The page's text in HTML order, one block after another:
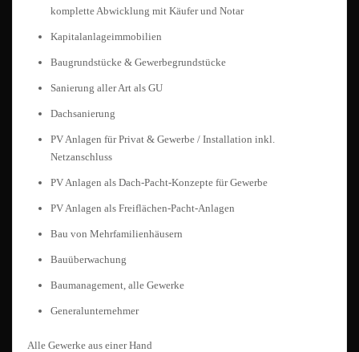
komplette Abwicklung mit Käufer und Notar
Kapitalanlageimmobilien
Baugrundstücke & Gewerbegrundstücke
Sanierung aller Art als GU
Dachsanierung
PV Anlagen für Privat & Gewerbe / Installation inkl.
Netzanschluss
PV Anlagen als Dach-Pacht-Konzepte für Gewerbe
PV Anlagen als Freiflächen-Pacht-Anlagen
Bau von Mehrfamilienhäusern
Bauüberwachung
Baumanagement, alle Gewerke
Generalunternehmer
Alle Gewerke aus einer Hand